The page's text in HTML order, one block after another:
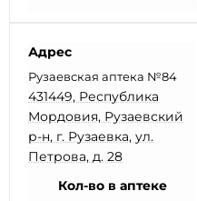
Адрес
Рузаевская аптека №84
431449, Республика
Мордовия, Рузаевский
р-н, г. Рузаевка, ул.
Петрова, д. 28
Кол-во в аптеке